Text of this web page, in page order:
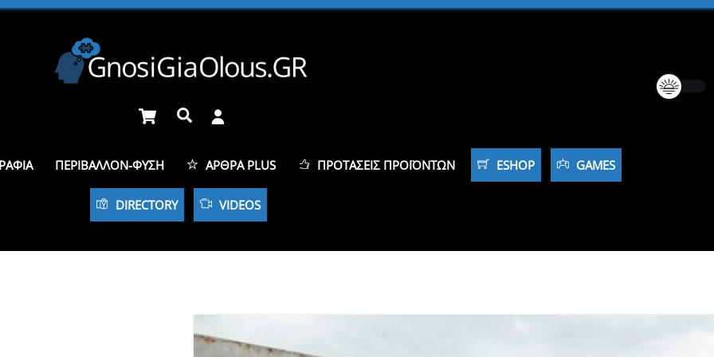
Cart Αναζήτηση
ΠΕΡΙΒΆΛΛΟΝ-ΦΎΣΗ ΆΡΘΡΑ PLUS ΠΡΟΤΆΣΕΙΣ ΠΡΟΪΌΝΤΩΝ ESHOP GAMES
DIRECTORY VIDEOS